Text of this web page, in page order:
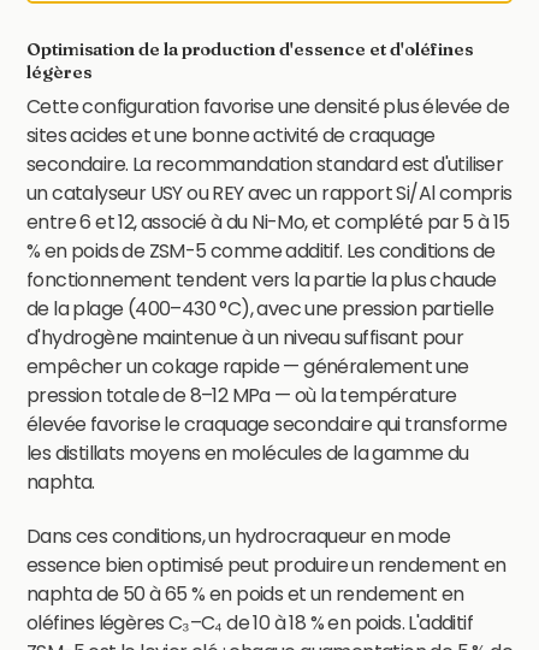
Optimisation de la production d'essence et d'oléfines
légères
Cette configuration favorise une densité plus élevée de
sites acides et une bonne activité de craquage
secondaire. La recommandation standard est d'utiliser
un catalyseur USY ou REY avec un rapport Si/Al compris
entre 6 et 12, associé à du Ni-Mo, et complété par 5 à 15
% en poids de ZSM-5 comme additif. Les conditions de
fonctionnement tendent vers la partie la plus chaude
de la plage (400–430 °C), avec une pression partielle
d'hydrogène maintenue à un niveau suffisant pour
empêcher un cokage rapide — généralement une
pression totale de 8–12 MPa — où la température
élevée favorise le craquage secondaire qui transforme
les distillats moyens en molécules de la gamme du
naphta.
Dans ces conditions, un hydrocraqueur en mode
essence bien optimisé peut produire un rendement en
naphta de 50 à 65 % en poids et un rendement en
oléfines légères C₃–C₄ de 10 à 18 % en poids. L'additif